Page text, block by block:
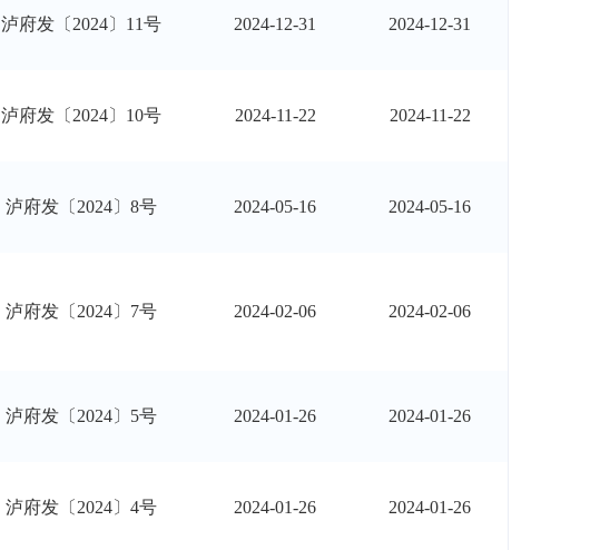
​泸府发〔2024〕11号 2024-12-31 2024-12-31
泸府发〔2024〕10号 2024-11-22 2024-11-22
​泸府发〔2024〕8号 2024-05-16 2024-05-16
泸府发〔2024〕7号 2024-02-06 2024-02-06
泸府发〔2024〕5号 2024-01-26 2024-01-26
泸府发〔2024〕4号 2024-01-26 2024-01-26